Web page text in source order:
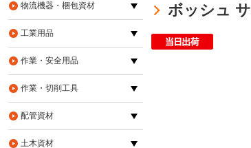
ボッシュ
物流機器・梱包資材
工業用品
作業・安全用品
作業・切削工具
配管資材
土木資材